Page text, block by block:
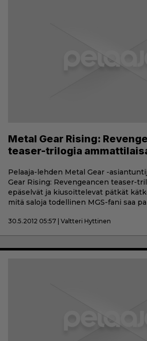
Metal Gear Rising:
teaser-trilogia
Pelaaja-lehden Metal Gear -
Gear Rising: Revengeancen teaser-
epäselvät ja kiusoittelevat pätkät
mitä saloja todellinen MGS-fani saa
30.5.2012 05:57 | Valtteri Hyttinen